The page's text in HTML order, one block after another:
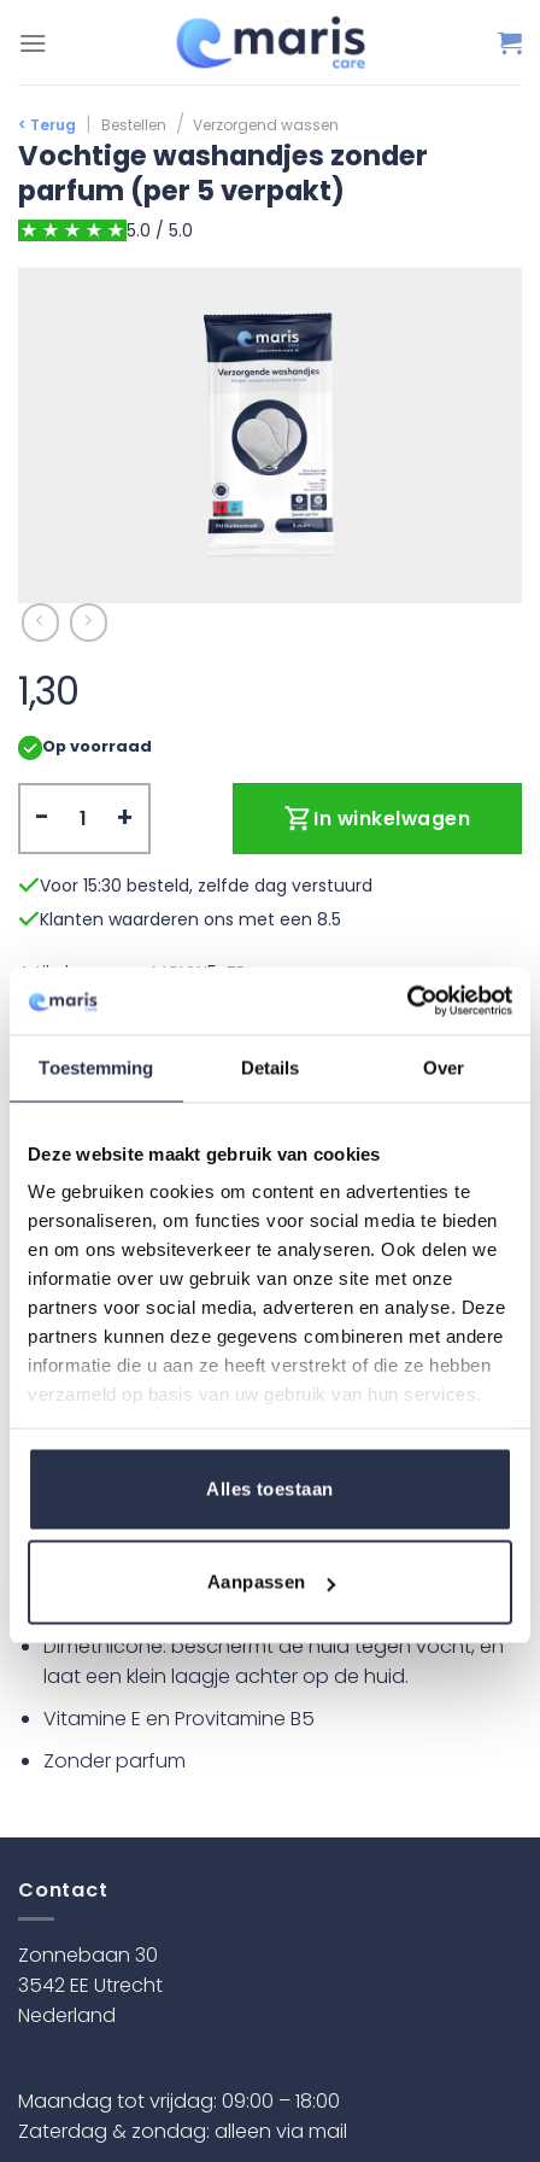
Toestemming Details Over
Deze website maakt gebruik van cookies
We gebruiken cookies om content en advertenties te
personaliseren, om functies voor social media te bieden
en om ons websiteverkeer te analyseren. Ook delen we
informatie over uw gebruik van onze site met onze
partners voor social media, adverteren en analyse. Deze
partners kunnen deze gegevens combineren met andere
informatie die u aan ze heeft verstrekt of die ze hebben
verzameld op basis van uw gebruik van hun services.
Alles toestaan
Aanpassen
naar
< Terug | Bestellen / Verzorgend wassen
Vochtige washandjes zonder
parfum (per 5 verpakt)
5.0 / 5.0
1,30
Op voorraad
In winkelwagen
Voor 15:30 besteld, zelfde dag verstuurd
Klanten waarderen ons met een 8.5
Artikelnummer: MCVW5-ZP
Extra informatie
Gebruiksinstructies
Product informatie
Maris-Care verzorgende washandjes zijn reinigend
en verzorgend en zijn in het bijzonder geschikt voor
het wassen van bedlegerige patiënten en personen
met speciale behoeften en beperkte mobiliteit.
Geschikt voor het hele lichaam, en in het bijzonder
die deze crème bevat:
Dimethicone: beschermt de huid tegen vocht, en
laat een klein laagje achter op de huid.
Vitamine E en Provitamine B5
Zonder parfum
Contact
Zonnebaan 30
3542 EE Utrecht
Nederland
Maandag tot vrijdag: 09:00 – 18:00
Zaterdag & zondag: alleen via mail